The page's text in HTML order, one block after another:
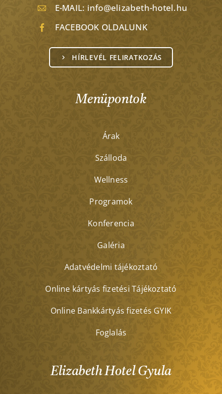
E-MAIL: info@elizabeth-hotel.hu
FACEBOOK OLDALUNK
HÍRLEVÉL FELIRATKOZÁS
Menüpontok
Árak
Szálloda
Wellness
Programok
Konferencia
Galéria
Adatvédelmi tájékoztató
Online kártyás fizetési Tájékoztató
Online Bankkártyás fizetés GYIK
Foglalás
Elizabeth Hotel Gyula